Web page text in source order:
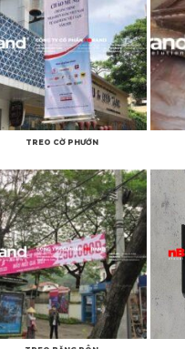
TREO CỜ PHƯỚN